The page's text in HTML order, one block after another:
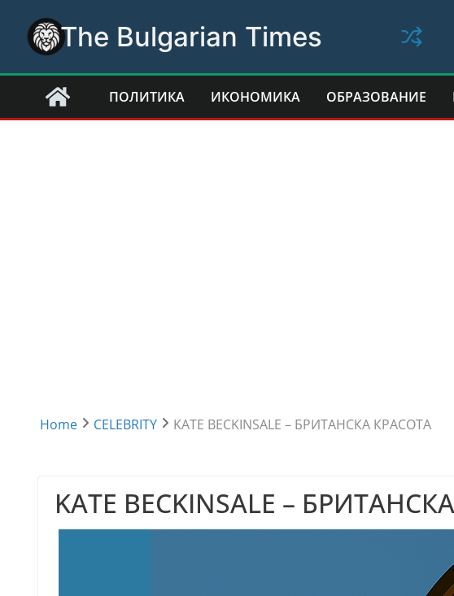
content
The Bulgarian Times
ПОЛИТИКА ИКОНОМИКА ОБРАЗОВАНИЕ
Home CELEBRITY KATE BECKINSALE – БРИТАНСКА КРАСОТА
KATE BECKINSALE –